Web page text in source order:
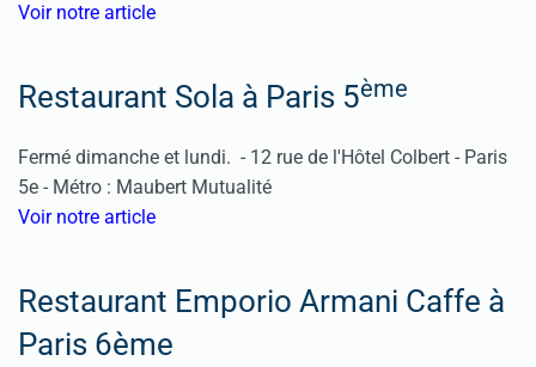
Voir notre article
Restaurant Sola à Paris 5ème
Fermé dimanche et lundi. - 12 rue de l'Hôtel Colbert - Paris
5e - Métro : Maubert Mutualité
Voir notre article
Restaurant Emporio Armani Caffe à
Paris 6ème